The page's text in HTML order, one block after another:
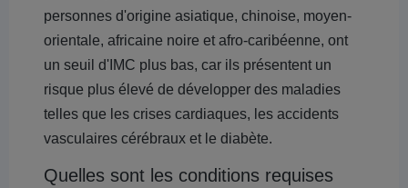
personnes d'origine asiatique, chinoise, moyen-
orientale, africaine noire et afro-caribéenne, ont
un seuil d'IMC plus bas, car ils présentent un
risque plus élevé de développer des maladies
telles que les crises cardiaques, les accidents
vasculaires cérébraux et le diabète.
Quelles sont les conditions requises